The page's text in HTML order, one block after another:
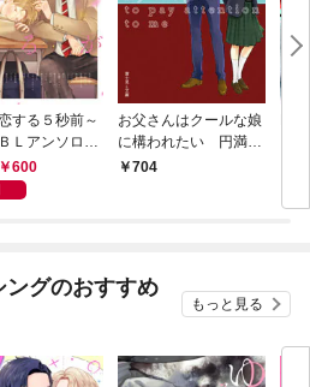
する５秒前～
Ｌアンソロジ
子コミック限
き】
600
お父さんはクールな娘
に構われたい 円満家
庭のための交渉術
704
ングのおすすめ
もっと見る